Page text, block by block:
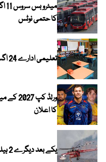
کا حتمی نوٹس
تعلیمی ادارے 24 اگست تک بند رہیں گے، رانا سکندر حیات
ورلڈ
کا اعلان
یکے بعد دیگرے 2 ہیلی کاپٹر گر کر تباہ؛ متعدد ہلاکتیں